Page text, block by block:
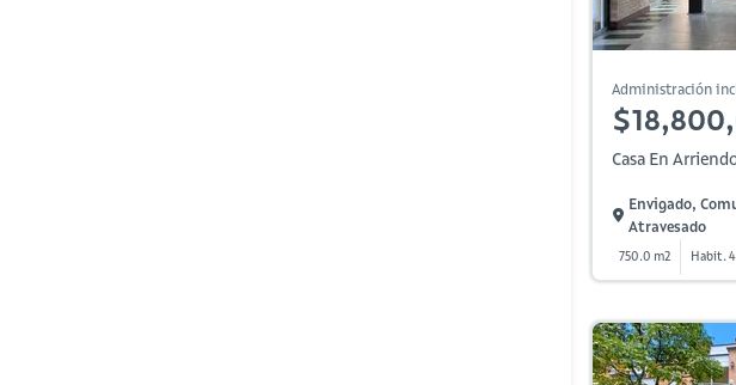
Administración
Casa En
Envigado,
Atravesado
750.0 m2 Habit. 4